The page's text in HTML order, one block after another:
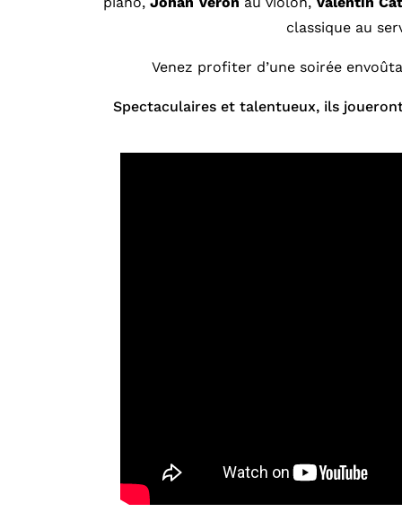
classique au
Venez profiter d’une soirée
Spectaculaires et talentueux, ils